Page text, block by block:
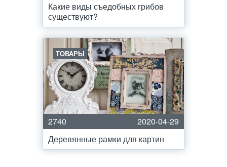
Какие виды съедобных грибов
существуют?
ТОВАРЫ
2740
2020-04-29
Деревянные рамки для картин